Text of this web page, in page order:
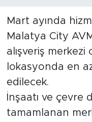
Mart ayında
Malatya City
alışveriş
lokasyonda en
edilecek.
İnşaatı ve çevre
tamamlanan
Doğanyol
Arapgir
Arguvan
Battalgazi